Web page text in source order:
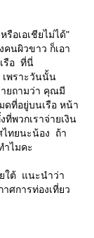
อเอเชียไม่ได้"
นผิวขาว ก็เอา
รือ ที่นี่
พราะวันนั้น
ยถามว่า คุณมี
ดที่อยู่บนเรือ หน้า
พวกเราจ่ายเงิน
ไทยนะน้อง ถ้า
ำไมคะ
ใต้ แนะนำว่า
ศการท่องเที่ยว